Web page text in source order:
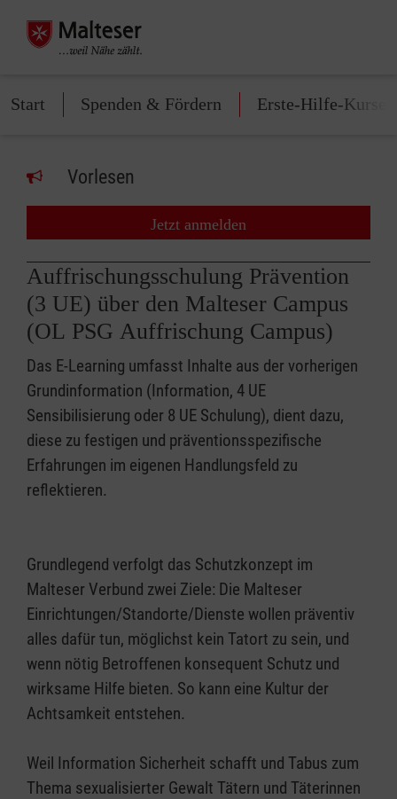
Start Spenden & Fördern Erste-Hilfe-Kurse
Vorlesen
Jetzt anmelden
Auffrischungsschulung Prävention
(3 UE) über den Malteser Campus
(OL PSG Auffrischung Campus)
Das E-Learning umfasst Inhalte aus der vorherigen
Grundinformation (Information, 4 UE
Sensibilisierung oder 8 UE Schulung), dient dazu,
diese zu festigen und präventionsspezifische
Erfahrungen im eigenen Handlungsfeld zu
reflektieren.
Grundlegend verfolgt das Schutzkonzept im
Malteser Verbund zwei Ziele: Die Malteser
Einrichtungen/Standorte/Dienste wollen präventiv
alles dafür tun, möglichst kein Tatort zu sein, und
wenn nötig Betroffenen konsequent Schutz und
wirksame Hilfe bieten. So kann eine Kultur der
Achtsamkeit entstehen.
Weil Information Sicherheit schafft und Tabus zum
Thema sexualisierter Gewalt Tätern und Täterinnen